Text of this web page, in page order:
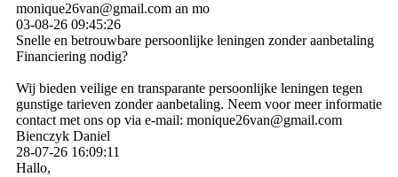
monique26van@gmail.com an mo
03-08-26 09:45:26
Snelle en betrouwbare persoonlijke leningen zonder aanbetaling
Financiering nodig?
Wij bieden veilige en transparante persoonlijke leningen tegen
gunstige tarieven zonder aanbetaling. Neem voor meer informatie
contact met ons op via e-mail: monique26van@gmail.com
Bienczyk Daniel
28-07-26 16:09:11
Hallo,